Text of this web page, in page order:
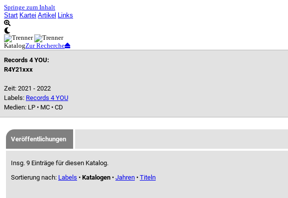
Springe zum Inhalt
Start Kartei Artikel Links
KatalogZur Recherche
Records 4 YOU:
R4Y21xxx
Zeit: 2021 - 2022
Labels: Records 4 YOU
Medien: LP • MC • CD
Veröffentlichungen
Insg. 9 Einträge für diesen Katalog.
Sortierung nach: Labels • Katalogen • Jahren • Titeln